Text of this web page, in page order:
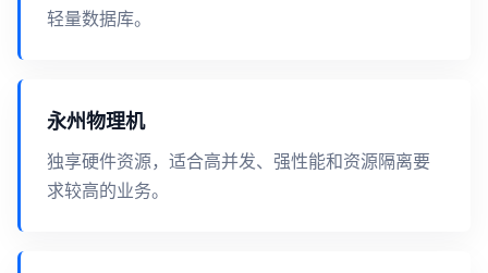
轻量数据库。
永州物理机
独享硬件资源，适合高并发、强性能和资源隔离要
求较高的业务。